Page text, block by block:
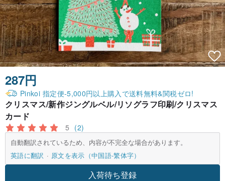
287円
Pinkoi 指定便-5,000円以上購入で送料無料&関税ゼロ!
クリスマス/新作ジングルベル/リソグラフ印刷/クリスマス
カード
5 (2)
自動翻訳されているため、内容が不完全な場合があります。
英語に翻訳
原文を表示（中国語-繁体字）
入荷待ち登録